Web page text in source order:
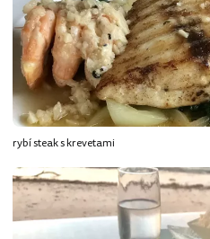
rybí steak s krevetami